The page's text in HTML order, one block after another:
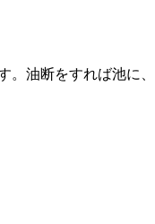
油断をすれば池に